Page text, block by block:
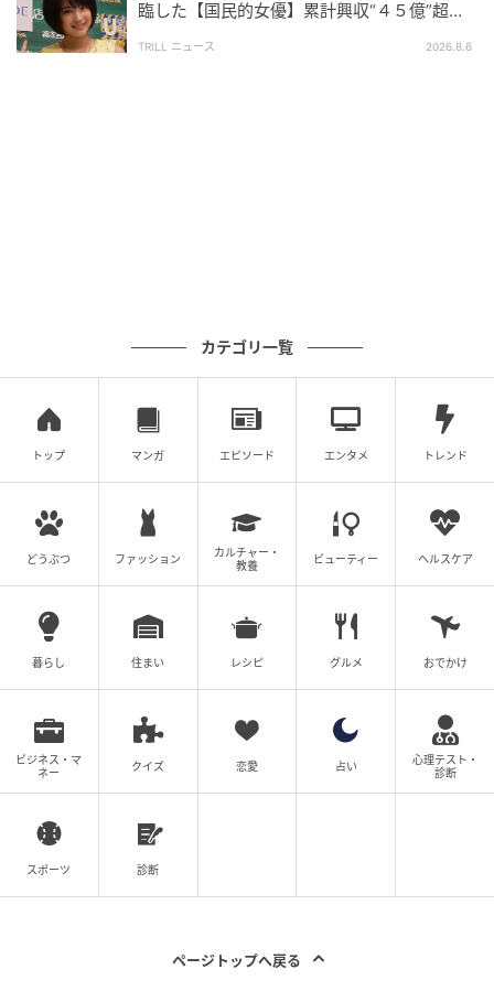
やかで美しい」という感嘆のレビューが溢れており、
本作の奥深さを底上げする要因となりました。
中心に、作品考察記事/コラム記事などを手掛ける。
次の記事
#1 子どもの実名と顔を晒すママ、大丈夫か
な？なんて心配していたら。
の記事をもっとみる
臨した【国民的女優】累計興収“４５億”超
TRILL ニュース 2026.8.6
カテゴリ一覧
トップ マンガ エピソード エンタメ トレンド
どうぶつ ファッション
カルチャー・
教養
ビューティー ヘルスケア
暮らし 住まい レシピ グルメ おでかけ
ビジネス・マ
ネー
クイズ 恋愛 占い
心理テスト・
診断
スポーツ 診断
ページトップへ戻る